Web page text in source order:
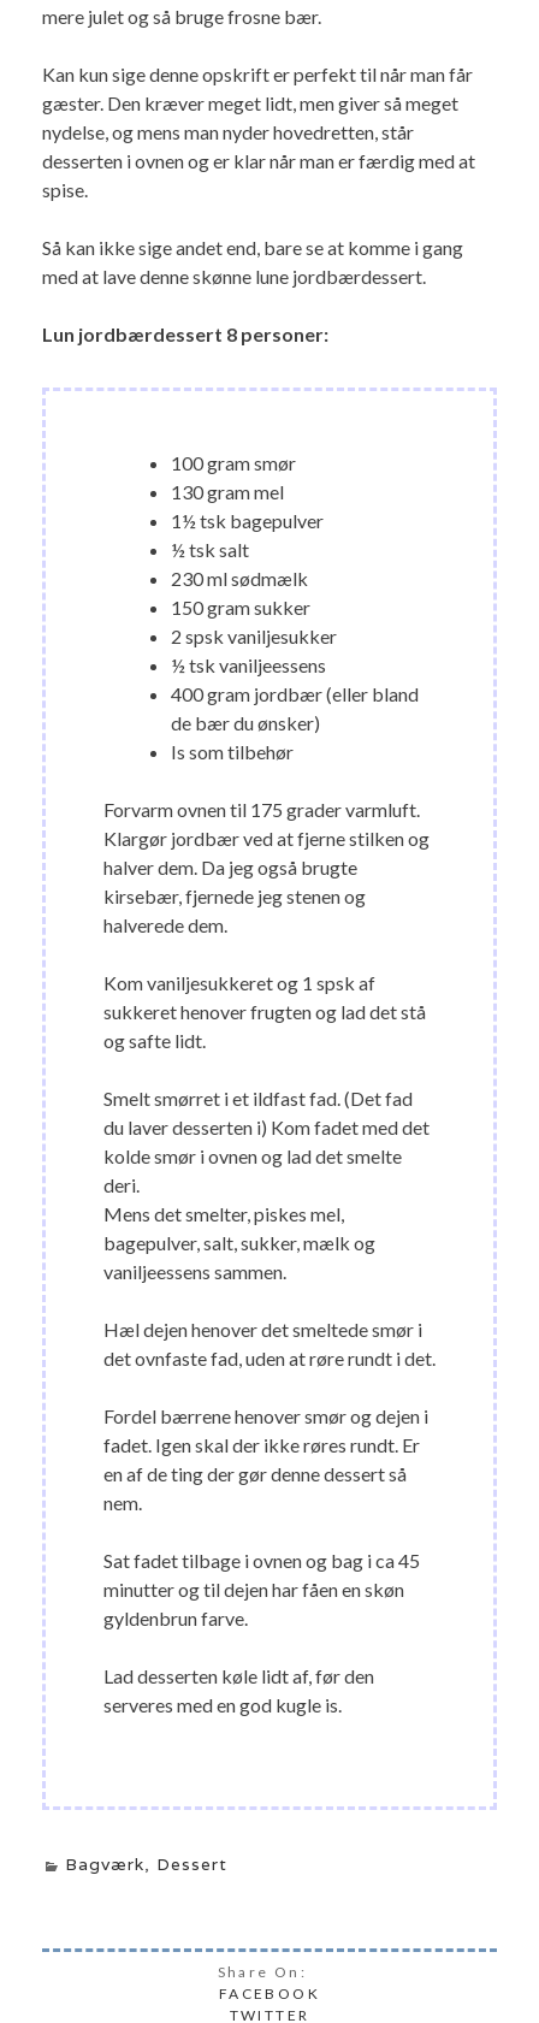
mere julet og så bruge frosne bær.
Kan kun sige denne opskrift er perfekt til når man får
gæster. Den kræver meget lidt, men giver så meget
nydelse, og mens man nyder hovedretten, står
desserten i ovnen og er klar når man er færdig med at
spise.
Så kan ikke sige andet end, bare se at komme i gang
med at lave denne skønne lune jordbærdessert.
Lun jordbærdessert 8 personer:
100 gram smør
130 gram mel
1½ tsk bagepulver
½ tsk salt
230 ml sødmælk
150 gram sukker
2 spsk vaniljesukker
½ tsk vaniljeessens
400 gram jordbær (eller bland
de bær du ønsker)
Is som tilbehør
Forvarm ovnen til 175 grader varmluft.
Klargør jordbær ved at fjerne stilken og
halver dem. Da jeg også brugte
kirsebær, fjernede jeg stenen og
halverede dem.
Kom vaniljesukkeret og 1 spsk af
sukkeret henover frugten og lad det stå
og safte lidt.
Smelt smørret i et ildfast fad. (Det fad
du laver desserten i) Kom fadet med det
kolde smør i ovnen og lad det smelte
deri.
Mens det smelter, piskes mel,
bagepulver, salt, sukker, mælk og
vaniljeessens sammen.
Hæl dejen henover det smeltede smør i
det ovnfaste fad, uden at røre rundt i det.
Fordel bærrene henover smør og dejen i
fadet. Igen skal der ikke røres rundt. Er
en af de ting der gør denne dessert så
nem.
Sat fadet tilbage i ovnen og bag i ca 45
minutter og til dejen har fåen en skøn
gyldenbrun farve.
Lad desserten køle lidt af, før den
serveres med en god kugle is.
Bagværk, Dessert
Share On:
FACEBOOK
TWITTER